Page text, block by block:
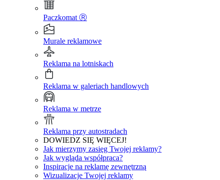
Paczkomat Ⓡ
Murale reklamowe
Reklama na lotniskach
Reklama w galeriach handlowych
Reklama w metrze
Reklama przy autostradach
DOWIEDZ SIĘ WIĘCEJ!
Jak mierzymy zasięg Twojej reklamy?
Jak wygląda współpraca?
Inspiracje na reklamę zewnętrzną
Wizualizacje Twojej reklamy